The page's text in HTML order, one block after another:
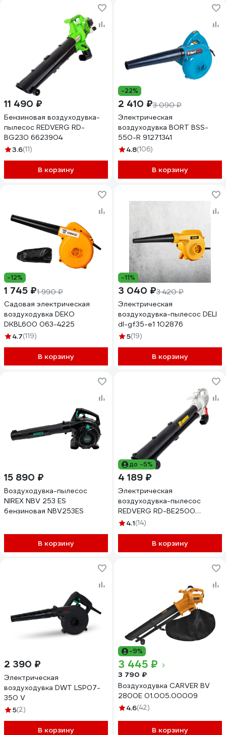
11 490 ₽
Бензиновая воздуходувка-
пылесос REDVERG RD-
BG230 6623904
3.6(11)
В корзину
-22%
2 410 ₽3 090 ₽
Электрическая
воздуходувка BORT BSS-
550-R 91271341
4.8(106)
В корзину
-12%
1 745 ₽1 990 ₽
Садовая электрическая
воздуходувка DEKO
DKBL600 063-4225
4.7(119)
В корзину
-11%
3 040 ₽3 420 ₽
Электрическая
воздуходувка-пылесос DELI
dl-gf35-e1 102876
5(19)
В корзину
15 890 ₽
Воздуходувка-пылесос
NIREX NBV 253 ES
бензиновая NBV253ES
В корзину
до -5%
4 189 ₽
Электрическая
воздуходувка-пылесос
REDVERG RD-BE2500
6623907
4.1(14)
В корзину
2 390 ₽
Электрическая
воздуходувка DWT LSP07-
350 V
5(2)
В корзину
-9%
3 445 ₽
3 790 ₽
Воздуходувка CARVER BV
2800E 01.005.00009
4.6(42)
В корзину